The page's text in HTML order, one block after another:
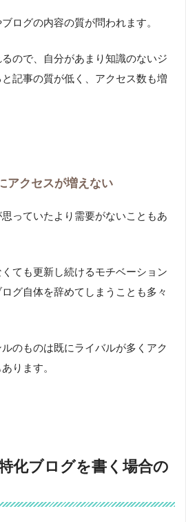
ログの内容の質が問われます。
ので、自分があまり知識のないジ
記事の質が低く、アクセス数も増
アクセスが増えない
っていたより需要がないこともあ
ても更新し続けるモチベーション
グ自体を辞めてしまうことも多々
のものは既にライバルが多くアク
ります。
化ブログを書く場合の